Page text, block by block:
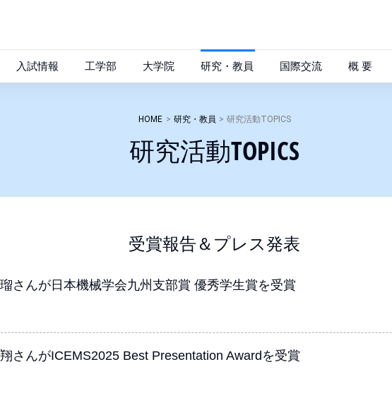
入試情報 工学部 大学院 研究・教員 国際交流 概 要
HOME > 研究・教員 > 研究活動TOPICS
研究活動TOPICS
受賞報告＆プレス発表
さんが日本機械学会九州支部賞 優秀学生賞を受賞
さんがICEMS2025 Best Presentation Awardを受賞